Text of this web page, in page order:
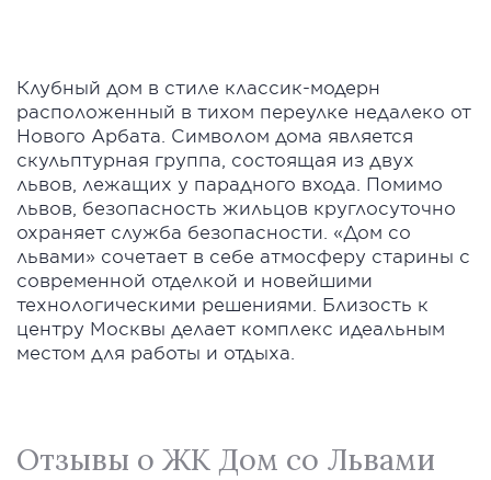
Клубный дом в стиле классик-модерн
расположенный в тихом переулке недалеко от
Нового Арбата. Символом дома является
скульптурная группа, состоящая из двух
львов, лежащих у парадного входа. Помимо
львов, безопасность жильцов круглосуточно
охраняет служба безопасности. «Дом со
львами» сочетает в себе атмосферу старины с
современной отделкой и новейшими
технологическими решениями. Близость к
центру Москвы делает комплекс идеальным
местом для работы и отдыха.
Отзывы о ЖК Дом со Львами